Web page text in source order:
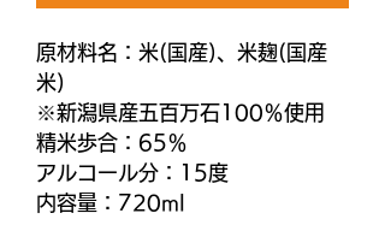
原材料名：米(国産)、米麹(国産
米)
※新潟県産五百万石100％使用
精米歩合：65％
アルコール分：15度
内容量：720ml